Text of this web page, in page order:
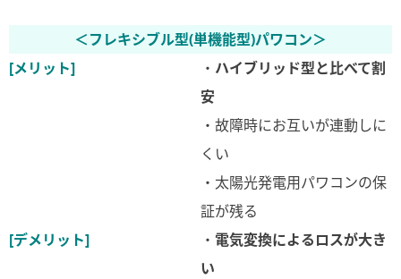
＜フレキシブル型(単機能型)パワコン＞
[メリット]
・ ハイブリッド型と比べて割
安
・故障時にお互いが連動しに
くい
・太陽光発電用パワコンの保
証が残る
[デメリット]
・ 電気変換によるロスが大き
い